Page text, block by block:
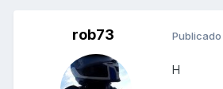
rob73 Publicado
H